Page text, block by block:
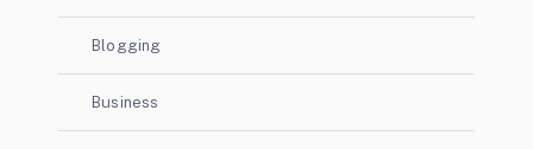
Blogging
Business